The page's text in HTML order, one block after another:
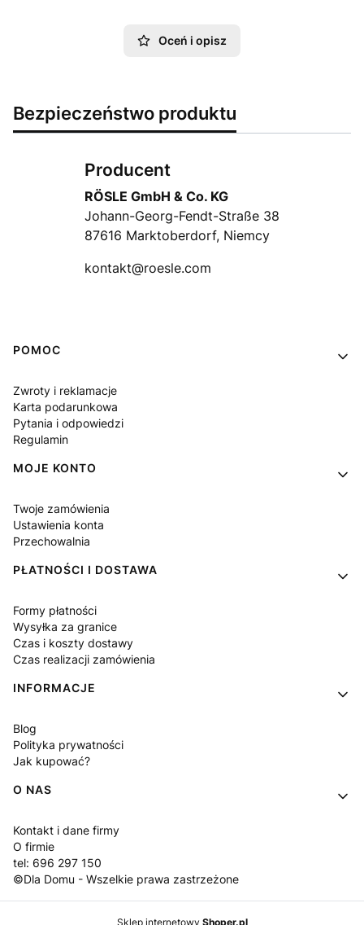
Oceń i opisz
Bezpieczeństwo produktu
Producent
RÖSLE GmbH & Co. KG
Johann-Georg-Fendt-Straße 38
87616 Marktoberdorf, Niemcy
kontakt@roesle.com
Linki w stopce
POMOC
Zwroty i reklamacje
Karta podarunkowa
Pytania i odpowiedzi
Regulamin
MOJE KONTO
Twoje zamówienia
Ustawienia konta
Przechowalnia
PŁATNOŚCI I DOSTAWA
Formy płatności
Wysyłka za granice
Czas i koszty dostawy
Czas realizacji zamówienia
INFORMACJE
Blog
Polityka prywatności
Jak kupować?
O NAS
Kontakt i dane firmy
O firmie
tel: 696 297 150
©Dla Domu - Wszelkie prawa zastrzeżone
Sklep internetowy Shoper.pl